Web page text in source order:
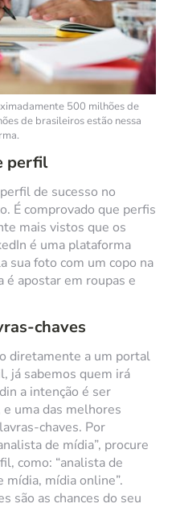
500 milhões de
de brasileiros estão nessa
perfil
de sucesso no
É comprovado que perfis
mais vistos que os
é uma plataforma
sua foto com um copo na
é apostar em roupas e
chaves
diretamente a um portal
já sabemos quem irá
a intenção é ser
uma das melhores
chaves. Por
de mídia”, procure
como: “analista de
mídia online”.
são as chances do seu